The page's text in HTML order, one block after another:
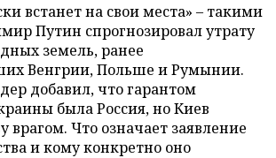
встанет на свои места» – такими
Путин спрогнозировал утрату
земель, ранее
Венгрии, Польше и Румынии.
добавил, что гарантом
была Россия, но Киев
врагом. Что означает заявление
и кому конкретно оно